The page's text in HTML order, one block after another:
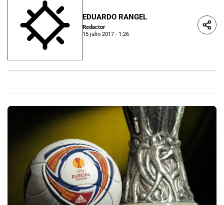
EDUARDO RANGEL
Redactor
15 julio 2017 - 1:26